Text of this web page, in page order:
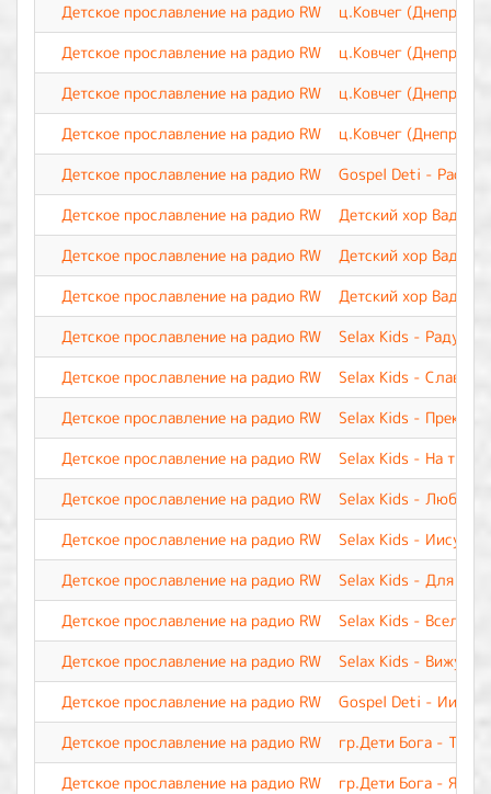
Детское прославление на радио RW
ц.Ковчег (Днепр) -
Детское прославление на радио RW
ц.Ковчег (Днепр) -
Детское прославление на радио RW
ц.Ковчег (Днепр) -
Детское прославление на радио RW
ц.Ковчег (Днепр) -
Детское прославление на радио RW
Gospel Deti - Расту
Детское прославление на радио RW
Детский хор
Детское прославление на радио RW
Детский хор Вадима
Детское прославление на радио RW
Детский хор Вадима
Детское прославление на радио RW
Selax Kids - Радуюсь
Детское прославление на радио RW
Selax Kids - Славь
Детское прославление на радио RW
Selax Kids -
Детское прославление на радио RW
Selax Kids - На
Детское прославление на радио RW
Selax Kids - Люблю
Детское прославление на радио RW
Selax Kids - Иисус,
Детское прославление на радио RW
Selax Kids - Для
Детское прославление на радио RW
Selax Kids -
Детское прославление на радио RW
Selax Kids - Вижу я
Детское прославление на радио RW
Gospel Deti -
Детское прославление на радио RW
гр.Дети Бога - Ты
Детское прославление на радио RW
гр.Дети Бога - Я